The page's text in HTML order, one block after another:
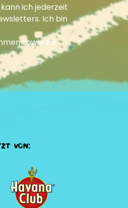
ich jederzeit
Ich bin
sowie zur
von: